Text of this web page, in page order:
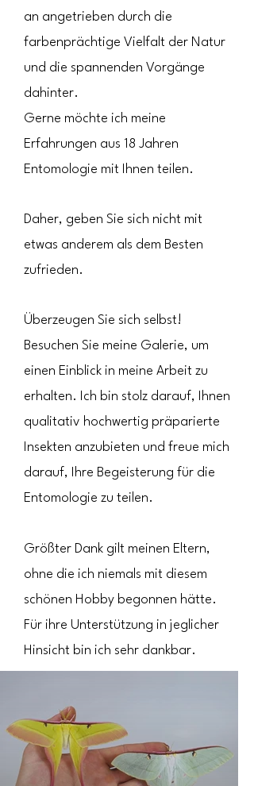
an angetrieben durch die
farbenprächtige Vielfalt der Natur
und die spannenden Vorgänge
dahinter.
Gerne möchte ich meine
Erfahrungen aus 18 Jahren
Entomologie mit Ihnen teilen. ​
Daher, geben Sie sich nicht mit
etwas anderem als dem Besten
zufrieden.
Überzeugen Sie sich selbst!
Besuchen Sie meine Galerie, um
einen Einblick in meine Arbeit zu
erhalten. Ich bin stolz darauf, Ihnen
qualitativ hochwertig präparierte
Insekten anzubieten und freue mich
darauf, Ihre Begeisterung für die
Entomologie zu teilen.
Größter Dank gilt meinen Eltern,
ohne die ich niemals mit diesem
schönen Hobby begonnen hätte.
Für ihre Unterstützung in jeglicher
Hinsicht bin ich sehr dankbar.